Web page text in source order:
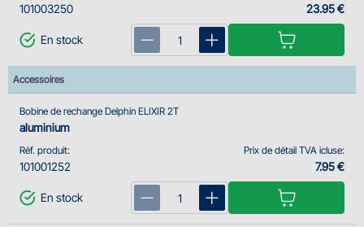
101003250 23.95 €
En stock
Accessoires
Réf. produit:
101001252
Bobine de rechange Delphin ELIXIR 2T
aluminium
Prix de détail TVA icluse:
7.95 €
En stock